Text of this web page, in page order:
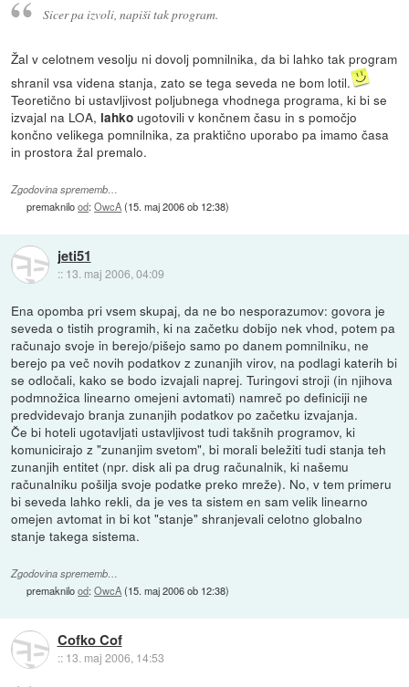
Sicer pa izvoli, napiši tak program.
Žal v celotnem vesolju ni dovolj pomnilnika, da bi lahko tak program
shranil vsa videna stanja, zato se tega seveda ne bom lotil.
Teoretično bi ustavljivost poljubnega vhodnega programa, ki bi se
izvajal na LOA, lahko ugotovili v končnem času in s pomočjo
končno velikega pomnilnika, za praktično uporabo pa imamo časa
in prostora žal premalo.
Zgodovina sprememb…
premaknilood:OwcA(15. maj 2006 ob 12:38)
jeti51
:: 13. maj 2006, 04:09
Ena opomba pri vsem skupaj, da ne bo nesporazumov: govora je
seveda o tistih programih, ki na začetku dobijo nek vhod, potem pa
računajo svoje in berejo/pišejo samo po danem pomnilniku, ne
berejo pa več novih podatkov z zunanjih virov, na podlagi katerih bi
se odločali, kako se bodo izvajali naprej. Turingovi stroji (in njihova
podmnožica linearno omejeni avtomati) namreč po definiciji ne
predvidevajo branja zunanjih podatkov po začetku izvajanja.
Če bi hoteli ugotavljati ustavljivost tudi takšnih programov, ki
komunicirajo z "zunanjim svetom", bi morali beležiti tudi stanja teh
zunanjih entitet (npr. disk ali pa drug računalnik, ki našemu
računalniku pošilja svoje podatke preko mreže). No, v tem primeru
bi seveda lahko rekli, da je ves ta sistem en sam velik linearno
omejen avtomat in bi kot "stanje" shranjevali celotno globalno
stanje takega sistema.
Zgodovina sprememb…
premaknilood:OwcA(15. maj 2006 ob 12:38)
Cofko Cof
:: 13. maj 2006, 14:53